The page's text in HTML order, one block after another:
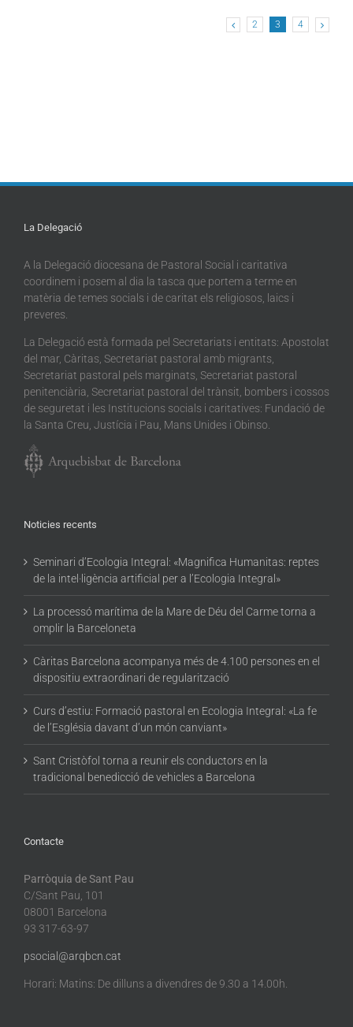
2 3 4
La Delegació
A la Delegació diocesana de Pastoral Social i caritativa
coordinem i posem al dia la tasca que portem a terme en
matèria de temes socials i de caritat els religiosos, laics i
preveres.
La Delegació està formada pel Secretariats i entitats: Apostolat
del mar, Càritas, Secretariat pastoral amb migrants,
Secretariat pastoral pels marginats, Secretariat pastoral
penitenciària, Secretariat pastoral del trànsit, bombers i cossos
de seguretat i les Institucions socials i caritatives: Fundació de
la Santa Creu, Justícia i Pau, Mans Unides i Obinso.
Noticies recents
Seminari d’Ecologia Integral: «Magnifica Humanitas: reptes
de la intel·ligència artificial per a l’Ecologia Integral»
La processó marítima de la Mare de Déu del Carme torna a
omplir la Barceloneta
Càritas Barcelona acompanya més de 4.100 persones en el
dispositiu extraordinari de regularització
Curs d’estiu: Formació pastoral en Ecologia Integral: «La fe
de l’Església davant d’un món canviant»
Sant Cristòfol torna a reunir els conductors en la
tradicional benedicció de vehicles a Barcelona
Contacte
Parròquia de Sant Pau
C/Sant Pau, 101
08001 Barcelona
93 317-63-97
psocial@arqbcn.cat
Horari: Matins: De dilluns a divendres de 9.30 a 14.00h.